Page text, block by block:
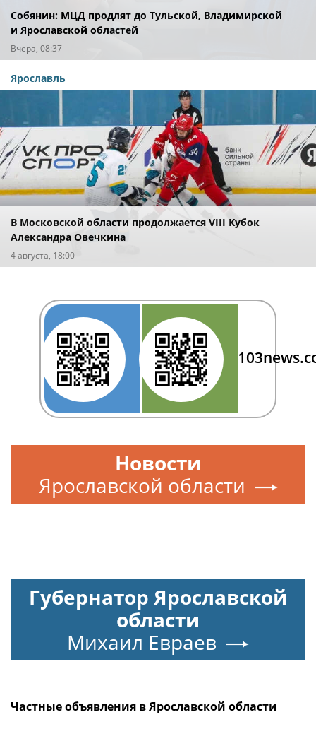
Собянин: МЦД продлят до Тульской, Владимирской
и Ярославской областей
Вчера, 08:37
Ярославль
В Московской области продолжается VIII Кубок
Александра Овечкина
4 августа, 18:00
Новости
Ярославской области
Губернатор Ярославской
области
Михаил Евраев
Частные объявления в Ярославской области